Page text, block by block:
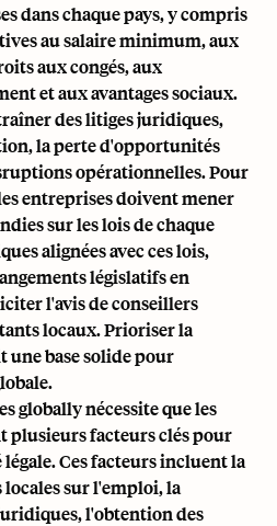
dans chaque pays, y compris
au salaire minimum, aux
aux congés, aux
et aux avantages sociaux.
des litiges juridiques,
la perte d'opportunités
opérationnelles. Pour
entreprises doivent mener
sur les lois de chaque
alignées avec ces lois,
législatifs en
l'avis de conseillers
locaux. Prioriser la
base solide pour
globallynécessite que les
plusieurs facteurs clés pour
Ces facteurs incluent la
sur l'emploi, la
l'obtention des